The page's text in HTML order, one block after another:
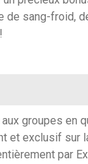
de sang-froid,
groupes en
et exclusif sur
par